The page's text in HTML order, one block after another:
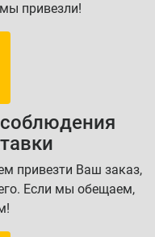
привезли!
привезти Ваш заказ,
Если мы обещаем,